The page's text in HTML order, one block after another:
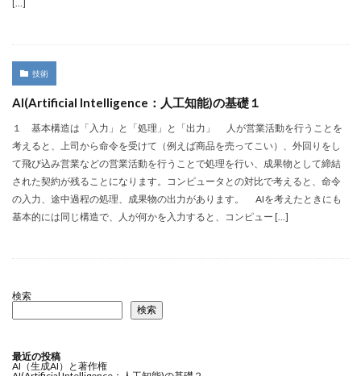
[…]
技術
AI(Artificial Intelligence：人工知能)の基礎１
１ 基本構造は「入力」と「処理」と「出力」 人が営業活動を行うことを
考えると、上司から命令を受けて（例えば商品を売ってこい）、外回りをし
て飛び込み営業などの営業活動を行うことで処理を行い、成果物として締結
された契約が残ることになります。コンピュータとの対比で考えると、命令
の入力、途中過程の処理、成果物の出力があります。 AIを考えたときにも
基本的には同じ構造で、人が何かを入力すると、コンピュー […]
検索
検索
最近の投稿
AI（生成AI）と著作権